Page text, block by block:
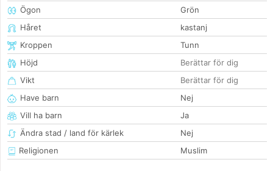
Ögon
Grön
Håret
kastanj
Kroppen
Tunn
Höjd
Berättar för dig
Vikt
Berättar för dig
Have barn
Nej
Vill ha barn
Ja
Ändra stad / land för kärlek
Nej
Religionen
Muslim